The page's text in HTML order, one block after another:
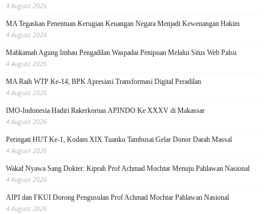
4 August 2026
MA Tegaskan Penentuan Kerugian Keuangan Negara Menjadi Kewenangan Hakim
4 August 2026
Mahkamah Agung Imbau Pengadilan Waspadai Penipuan Melalui Situs Web Palsu
4 August 2026
MA Raih WTP Ke-14, BPK Apresiasi Transformasi Digital Peradilan
4 August 2026
IMO-Indonesia Hadiri Rakerkornas APINDO Ke XXXV di Makassar
4 August 2026
Peringati HUT Ke-1, Kodam XIX Tuanku Tambusai Gelar Donor Darah Massal
4 August 2026
Wakaf Nyawa Sang Dokter: Kiprah Prof Achmad Mochtar Menuju Pahlawan Nasional
4 August 2026
AIPI dan FKUI Dorong Pengusulan Prof Achmad Mochtar Pahlawan Nasional
4 August 2026